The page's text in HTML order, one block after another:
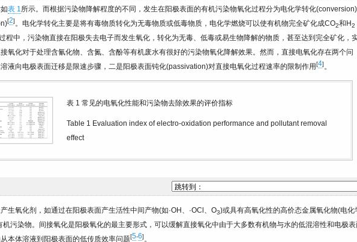
表 1所示。而根据污染物降解程度的不同，发生在阳极表面的有机污染物氧化过程分为电化学转化
[2]。电化学转化主要是将有毒物质转化为无毒物质或低毒物质，电化学燃烧可以使有机物完全矿化成CO2和H2
程中，污染物直接在阳极失去电子而发生氧化，转化为无毒、低毒或易生物降解的物质，甚至达到完全矿化，
氧化对于处理含氰化物、含氮、含酚等有机废水有很好的污染物氧化降解效果。然而，直接电氧化存在两个问
液向电极表面迁移是限速步骤，二是阳极表面钝化(passivation)对直接电氧化过程速率的限制作用[4]。
表 1 常见的电氧化性能和污染物去除效果的评价指标
Table 1 Evaluation index of electro-oxidation performance and pollutant removal
effect
生氧化剂，如通过在阳极表面产生活性中间产物(如·OH、·OCl、O3)或具有高氧化性的高价态金属氧化物(电化
机污染物。间接氧化是阳极氧化的最主要形式，可以缓解直接氧化中由于大多数有机物与水的低混溶性和电极
本体溶液到阳极表面的低传质效率问题[5-6]。